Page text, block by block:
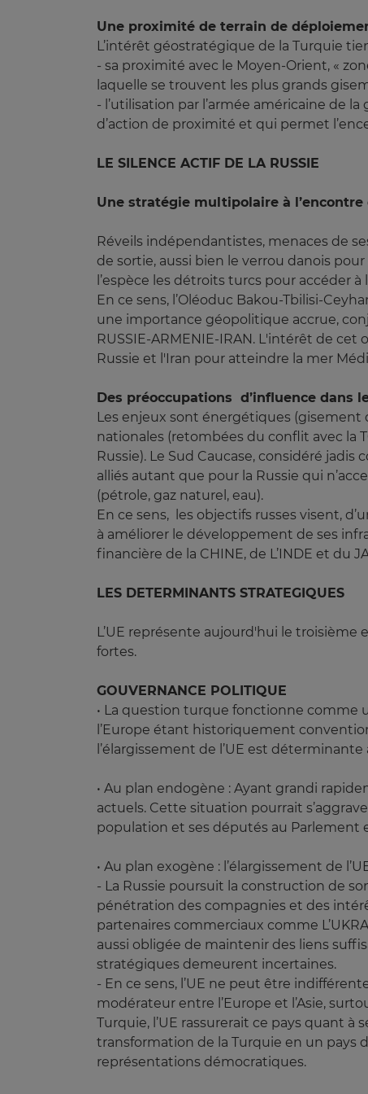
Une proximité de terrain de
L’intérêt géostratégique de la Turquie
- sa proximité avec le Moyen-Orient, «
laquelle se trouvent les plus grands
- l’utilisation par l’armée américaine de
d’action de proximité et qui permet
LE SILENCE ACTIF DE LA RUSSIE
Une stratégie multipolaire à l’encontre
Réveils indépendantistes, menaces de
de sortie, aussi bien le verrou danois
l’espèce les détroits turcs pour accéder
En ce sens, l’Oléoduc Bakou-Tbilisi-
une importance géopolitique accrue,
RUSSIE-ARMENIE-IRAN. L'intérêt de
Russie et l'Iran pour atteindre la mer
Des préoccupations d’influence dans
Les enjeux sont énergétiques (gisement
nationales (retombées du conflit avec la
Russie). Le Sud Caucase, considéré
alliés autant que pour la Russie qui
(pétrole, gaz naturel, eau).
En ce sens, les objectifs russes visent,
à améliorer le développement de ses
financière de la CHINE, de L’INDE et du
LES DETERMINANTS STRATEGIQUES
L’UE représente aujourd'hui le
fortes.
GOUVERNANCE POLITIQUE
• La question turque fonctionne comme
l’Europe étant historiquement
l’élargissement de l’UE est
• Au plan endogène : Ayant grandi
actuels. Cette situation pourrait
population et ses députés au
• Au plan exogène : l’élargissement de
- La Russie poursuit la construction de
pénétration des compagnies et des
partenaires commerciaux comme
aussi obligée de maintenir des liens
stratégiques demeurent incertaines.
- En ce sens, l’UE ne peut être
modérateur entre l’Europe et l’Asie,
Turquie, l’UE rassurerait ce pays quant
transformation de la Turquie en un pays
représentations démocratiques.